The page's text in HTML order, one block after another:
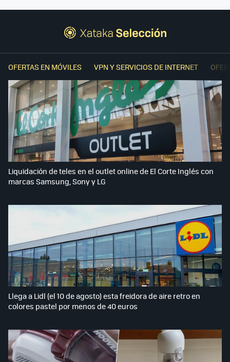
OFERTAS EN MÓVILES VPN Y SERVICIOS DE INTERNET
Liquidación de teles en el outlet online de El Corte Inglés con
marcas Samsung, Sony y LG
Llega a Lidl (el 10 de agosto) esta freidora de aire retro en
colores pastel por menos de 40 euros